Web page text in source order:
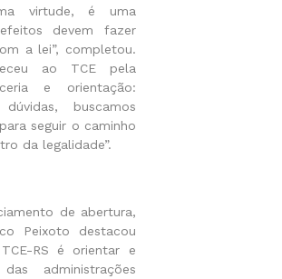
virtude, é uma
devem fazer
a lei”, completou.
ao TCE pela
e orientação:
buscamos
seguir o caminho
da legalidade”.
de abertura,
Peixoto destacou
RS é orientar e
administrações